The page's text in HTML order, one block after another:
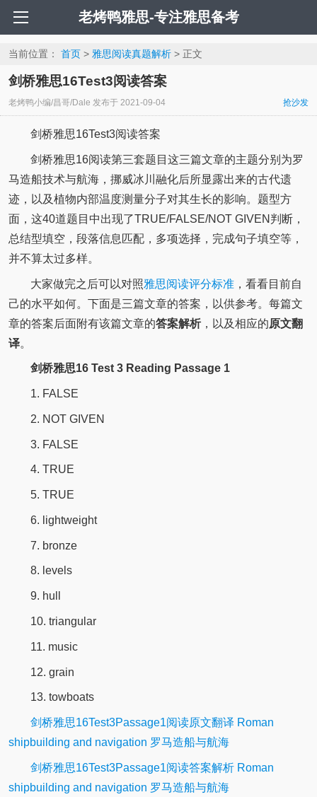
老烤鸭雅思-专注雅思备考
当前位置： 首页> 雅思阅读真题解析> 正文
剑桥雅思16Test3阅读答案
老烤鸭小编/昌哥/Dale 发布于 2021-09-04 抢沙发
剑桥雅思16Test3阅读答案
剑桥雅思16阅读第三套题目这三篇文章的主题分别为罗
马造船技术与航海，挪威冰川融化后所显露出来的古代遗
迹，以及植物内部温度测量分子对其生长的影响。题型方
面，这40道题目中出现了TRUE/FALSE/NOT GIVEN判断，
总结型填空，段落信息匹配，多项选择，完成句子填空等，
并不算太过多样。
大家做完之后可以对照雅思阅读评分标准，看看目前自
己的水平如何。下面是三篇文章的答案，以供参考。每篇文
章的答案后面附有该篇文章的答案解析，以及相应的原文翻
译。
剑桥雅思16 Test 3 Reading Passage 1
1. FALSE
2. NOT GIVEN
3. FALSE
4. TRUE
5. TRUE
6. lightweight
7. bronze
8. levels
9. hull
10. triangular
11. music
12. grain
13. towboats
剑桥雅思16Test3Passage1阅读原文翻译 Roman
shipbuilding and navigation 罗马造船与航海
剑桥雅思16Test3Passage1阅读答案解析 Roman
shipbuilding and navigation 罗马造船与航海